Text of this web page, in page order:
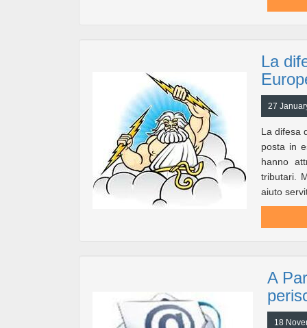
La
27
La difesa
posta in
hanno
tributari.
aiuto
A
18